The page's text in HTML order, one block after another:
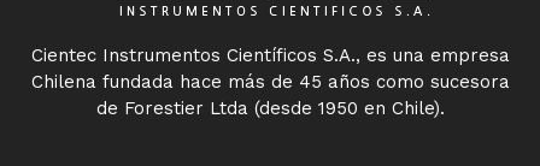
Cientec Instrumentos Científicos S.A., es una empresa
Chilena fundada hace más de 45 años como sucesora
de Forestier Ltda (desde 1950 en Chile).